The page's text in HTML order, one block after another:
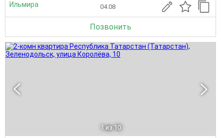
Ильмира 04.08
Позвонить
1 из 10